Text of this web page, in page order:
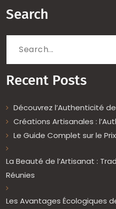
Search
Search
Recent Posts
Découvrez l’Authenticité
Créations Artisanales :
Le Guide Complet sur le
La Beauté de l’Artisanat :
Réunies
Les Avantages Écologiques